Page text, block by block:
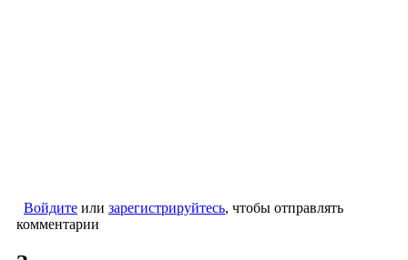
Войдите или зарегистрируйтесь, чтобы отправлять
комментарии